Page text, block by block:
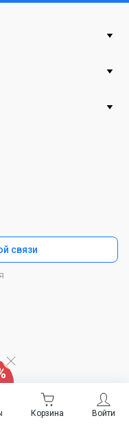
Войти
Корзина
связи